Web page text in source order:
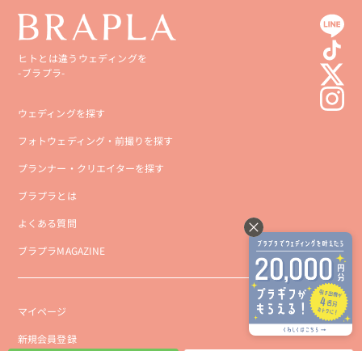
ヒトとは違うウェディングを
-ブラプラ-
ウェディングを探す
フォトウェディング・前撮りを探す
プランナー・クリエイターを探す
ブラプラとは
よくある質問
ブラプラMAGAZINE
マイページ
新規会員登録